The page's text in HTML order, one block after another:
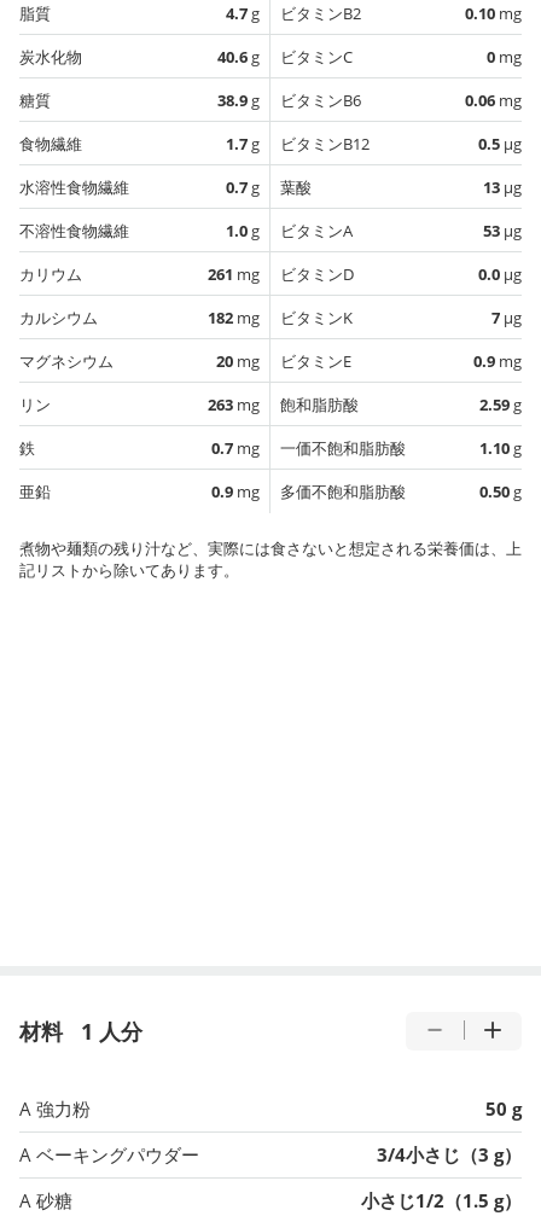
脂質
4.7g
炭水化物
40.6g
糖質
38.9g
食物繊維
1.7g
水溶性食物繊維
0.7g
不溶性食物繊維
1.0g
カリウム
261 mg
カルシウム
182 mg
マグネシウム
20 mg
リン
263 mg
鉄
0.7 mg
亜鉛
0.9 mg
ビタミンB2
0.10 mg
ビタミンC
0 mg
ビタミンB6
0.06 mg
ビタミンB12
0.5 µg
葉酸
13 µg
ビタミンA
53 µg
ビタミンD
0.0 µg
ビタミンK
7 µg
ビタミンE
0.9 mg
飽和脂肪酸
2.59g
一価不飽和脂肪酸
1.10g
多価不飽和脂肪酸
0.50g
煮物や麺類の残り汁など、実際には食さないと想定される栄養価は、上
記リストから除いてあります。
材料 1 人分
A 強力粉
50 g
A ベーキングパウダー
3/4小さじ（3 g）
A 砂糖
小さじ1/2（1.5 g）